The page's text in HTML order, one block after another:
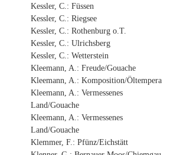
Kessler, C.: Füssen
Kessler, C.: Riegsee
Kessler, C.: Rothenburg o.T.
Kessler, C.: Ulrichsberg
Kessler, C.: Wetterstein
Kleemann, A.: Freude/Gouache
Kleemann, A.: Komposition/Öltempera
Kleemann, A.: Vermessenes
Land/Gouache
Kleemann, A.: Vermessenes
Land/Gouache
Klemmer, F.: Pfünz/Eichstätt